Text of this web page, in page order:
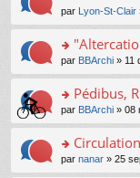
ré
c
e
nt
pl
u
s
ré
c
e
nt
n
le
pl
u
s
ré
c
e
nt
g
e
n
n
le
pl
u
s
ré
c
e
s
a
g
e
n
n
le
pl
u
ult
er
le
m
e
s
a
g
e
n
n
o
n
s
ult
er
le
m
e
s
a
g
e
par Lyon-St-Clair
o
n
s
ult
er
le
m
e
s
par BBArchi » 11
o
n
s
ult
er
Pédibus,
par BBArchi » 08
o
n
par nanar » 25